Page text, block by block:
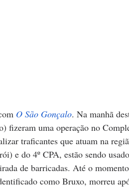
O São Gonçalo. Na manhã
fizeram uma operação no
traficantes que atuam na
e do 4º CPA, estão sendo
de barricadas. Até o
como Bruxo, morreu